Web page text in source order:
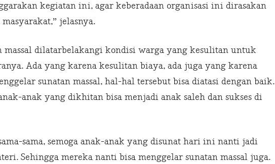
kegiatan ini, agar keberadaan organisasi ini dirasakan
jelasnya.
massal dilatarbelakangi kondisi warga yang kesulitan untuk
Ada yang karena kesulitan biaya, ada juga yang karena
sunatan massal, hal-hal tersebut bisa diatasi dengan baik.
anak yang dikhitan bisa menjadi anak saleh dan sukses di
sama, semoga anak-anak yang disunat hari ini nanti jadi
Sehingga mereka nanti bisa menggelar sunatan massal juga.